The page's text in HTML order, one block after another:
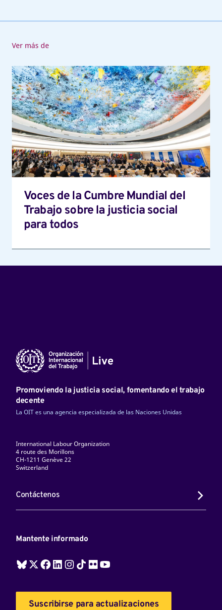
Ver más de
Voces
de
la
Cumbre
Mundial
del
Trabajo
sobre
la
justicia
social
para
todos
Voces de la Cumbre Mundial del
Trabajo sobre la justicia social
para todos
Promoviendo la justicia social, fomentando el trabajo
decente
La OIT es una agencia especializada de las Naciones Unidas
International Labour Organization
4 route des Morillons
CH-1211 Genève 22
Switzerland
Contáctenos
Mantente informado
Suscribirse para actualizaciones